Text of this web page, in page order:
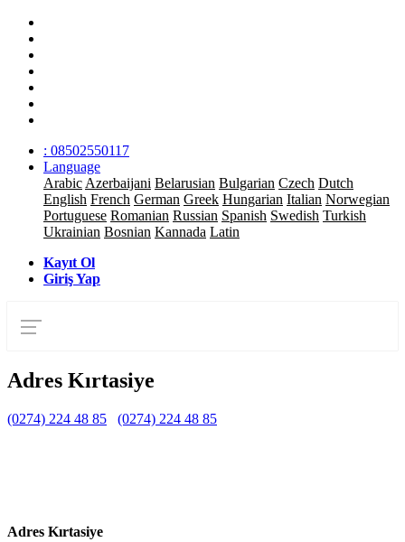
: 08502550117
Language
Arabic Azerbaijani Belarusian Bulgarian Czech Dutch
English French German Greek Hungarian Italian Norwegian
Portuguese Romanian Russian Spanish Swedish Turkish
Ukrainian Bosnian Kannada Latin
Kayıt Ol
Giriş Yap
Adres Kırtasiye
(0274) 224 48 85 (0274) 224 48 85
Adres Kırtasiye